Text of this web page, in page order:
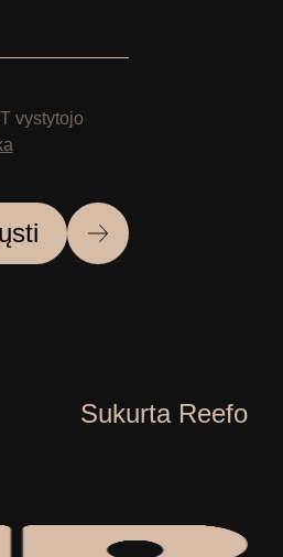
vystytojo
Sukurta Reefo